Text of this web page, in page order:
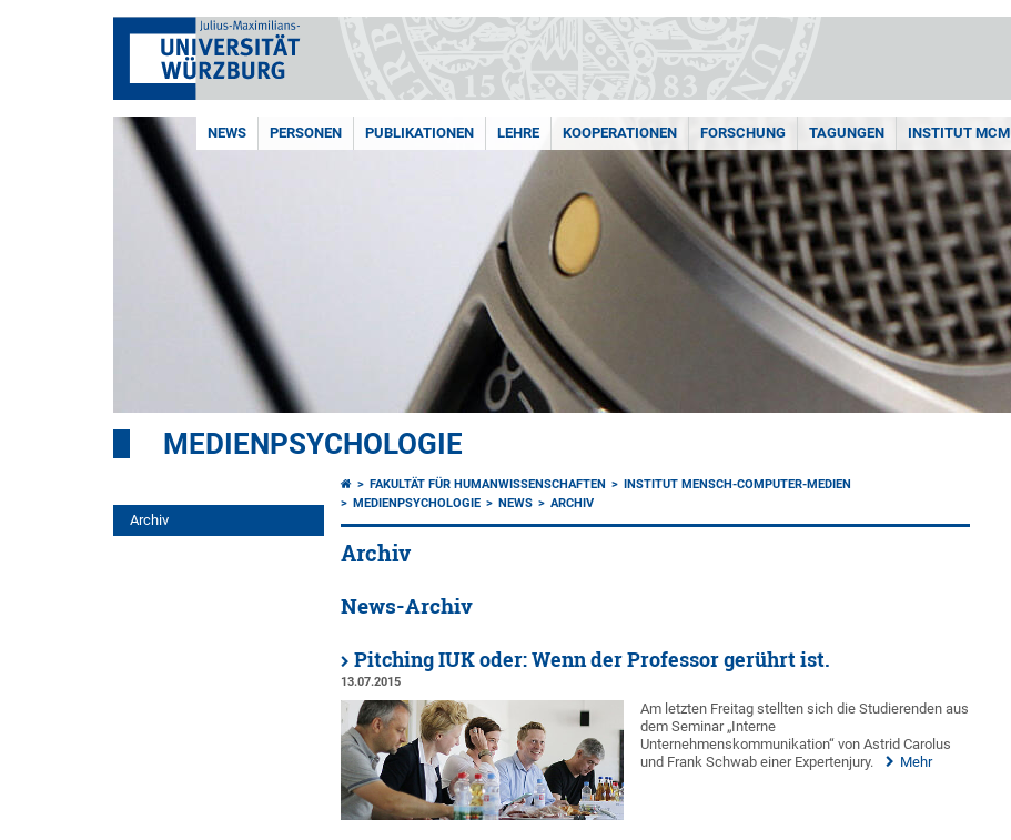
NEWS PERSONEN PUBLIKATIONEN LEHRE KOOPERATIONEN FORSCHUNG TAGUNGEN INSTITUT MCM
MEDIENPSYCHOLOGIE
Archiv
FAKULTÄT FÜR HUMANWISSENSCHAFTEN
INSTITUT MENSCH-COMPUTER-MEDIEN
MEDIENPSYCHOLOGIE
NEWS ARCHIV
Archiv
News-Archiv
Pitching IUK oder: Wenn der Professor gerührt ist.
13.07.2015
Am letzten Freitag stellten sich die Studierenden aus
dem Seminar „Interne
Unternehmenskommunikation“ von Astrid Carolus
und Frank Schwab einer Expertenjury.
Mehr